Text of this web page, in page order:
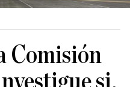
Comisión
si,